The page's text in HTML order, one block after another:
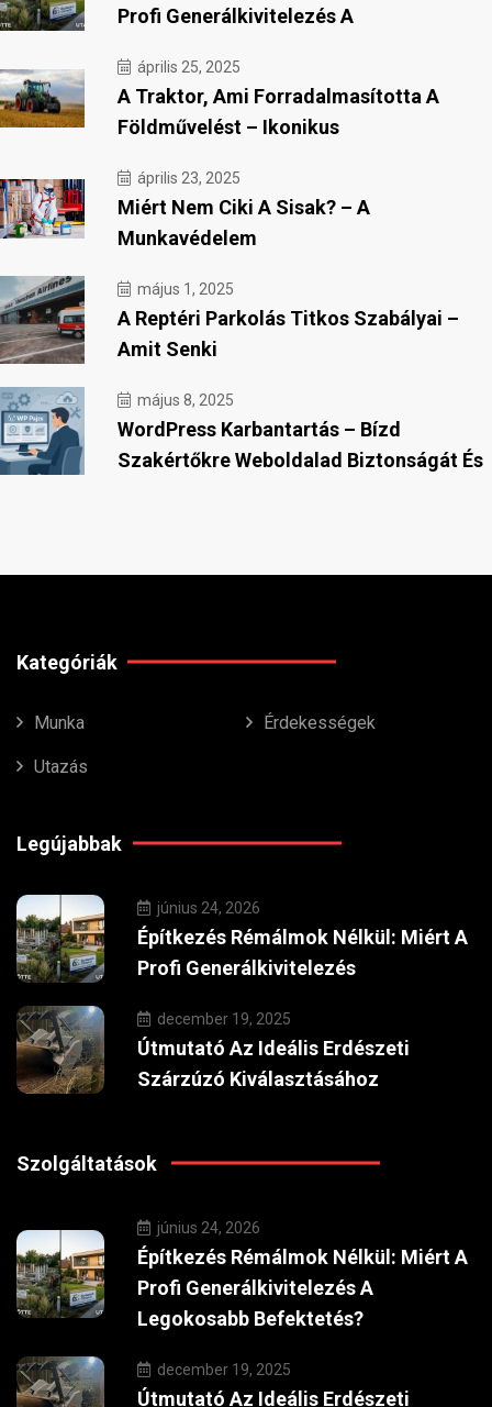
Profi Generálkivitelezés A
április 25, 2025
A Traktor, Ami Forradalmasította A
Földművelést – Ikonikus
április 23, 2025
Miért Nem Ciki A Sisak? – A
Munkavédelem
május 1, 2025
A Reptéri Parkolás Titkos Szabályai –
Amit Senki
május 8, 2025
WordPress Karbantartás – Bízd
Szakértőkre Weboldalad Biztonságát És
Kategóriák
Munka Érdekességek
Utazás
Legújabbak
június 24, 2026
Építkezés Rémálmok Nélkül: Miért A
Profi Generálkivitelezés
december 19, 2025
Útmutató Az Ideális Erdészeti
Szárzúzó Kiválasztásához
Szolgáltatások
június 24, 2026
Építkezés Rémálmok Nélkül: Miért A
Profi Generálkivitelezés A
Legokosabb Befektetés?
december 19, 2025
Útmutató Az Ideális Erdészeti